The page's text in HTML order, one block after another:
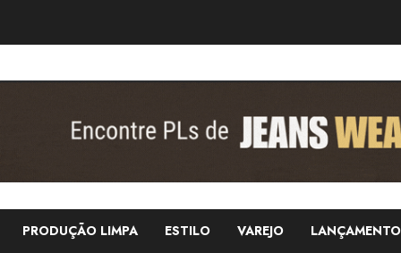
PRODUÇÃO LIMPA ESTILO VAREJO